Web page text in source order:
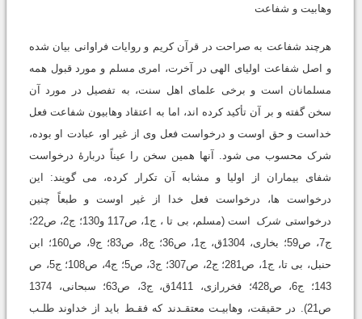
وهابیت و شفاعت
هرچند شفاعت به صراحت در قرآن کریم و روایات فراوانی بیان شده
و اصل شفاعت اولیای الهی در آخرت، امری مسلم و مورد قبول همه
مسلمانان است و برخی علمای اهل سنت، به تفصیل در مورد آن
سخن گفته و بر آن تأکید کرده اند، اما به اعتقاد وهابیون شفاعت فعل
خداست و حق اوست و درخواست فعل وی از غیر او، عبادت او بوده،
شرک محسوب می شود. آنها همین سخن را عیناً دربارۀ درخواست
شفای بیماران از اولیا و مشابه آن تکرار کرده، می گویند: این
درخواست ها، درخواست فعل خدا از غیر اوست و طبعاً چنین
درخواستی شرک
است (مسلم، بی تا ، ج1، ص117 و130؛ ج2، ص22؛
ج7، ص59؛ بخاری، 1304ق، ج1، ص36؛ ج8، ص83؛ ج9، ص160؛ ابن
حنبل، بی تا، ج1، ص281؛ ج2، ص307؛ ج3، ص5؛ ج4، ص108؛ ج5، ص
143؛ ج6، ص428؛ فخررازی، 1411ق، ج3، ص63؛ سبحانی، 1374
ص21). در حقیقت، وهابیـت معتقـدند که فقـط باید از خداوند طلـب